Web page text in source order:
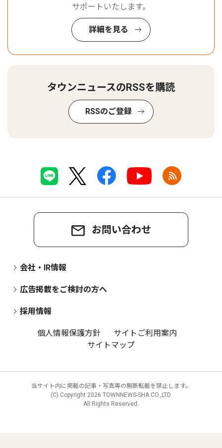
サポートいたします。
詳細を見る
タウンニュースのRSSを購読
RSSのご登録
お問い合わせ
会社・IR情報
広告掲載をご検討の方へ
採用情報
個人情報保護方針
サイトご利用案内
サイトマップ
当サイト内に掲載の記事・写真等の無断転載を禁止します。
(C) Copyright 2026 TOWNNEWS-SHA CO.,LTD.
All Rights Reserved.